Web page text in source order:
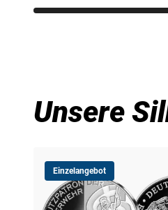
Unsere
Einzelangebot